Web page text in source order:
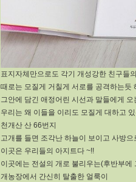
표지자체만으로도 각기 개성강한 친구들
때로는 모질게 거칠게 서로를 공격하는듯
그안에 담긴 애정어린 시선과 말들에게 오
우리는 왜 이들을 이리도 모질게 대하고
천개산 산 66번지
고개를 들면 조각난 하늘이 보이고 사방
이곳은 우리들의 아지트다 ~!!
이곳에는 전설의 개로 불리우는(후반부에
개농장에서 간신히 탈출한 얼룩이